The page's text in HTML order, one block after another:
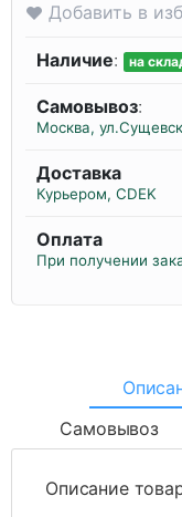
Добавить в
Наличие: на
Самовывоз:
Москва,
Доставка
Курьером, CDEK
Оплата
При получении
Самовывоз
Описание